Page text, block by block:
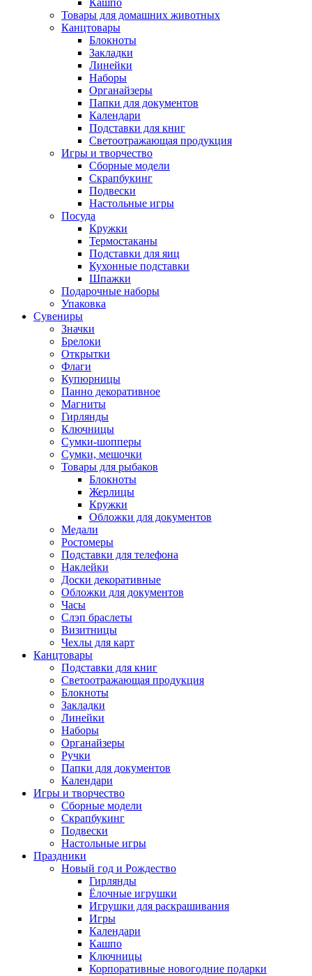
Кашпо
Товары для домашних животных
Канцтовары
Блокноты
Закладки
Линейки
Наборы
Органайзеры
Папки для документов
Календари
Подставки для книг
Светоотражающая продукция
Игры и творчество
Сборные модели
Скрапбукинг
Подвески
Настольные игры
Посуда
Кружки
Термостаканы
Подставки для яиц
Кухонные подставки
Шпажки
Подарочные наборы
Упаковка
Сувениры
Значки
Брелоки
Открытки
Флаги
Купюрницы
Панно декоративное
Магниты
Гирлянды
Ключницы
Сумки-шопперы
Сумки, мешочки
Товары для рыбаков
Блокноты
Жерлицы
Кружки
Обложки для документов
Медали
Ростомеры
Подставки для телефона
Наклейки
Доски декоративные
Обложки для документов
Часы
Слэп браслеты
Визитницы
Чехлы для карт
Канцтовары
Подставки для книг
Светоотражающая продукция
Блокноты
Закладки
Линейки
Наборы
Органайзеры
Ручки
Папки для документов
Календари
Игры и творчество
Сборные модели
Скрапбукинг
Подвески
Настольные игры
Праздники
Новый год и Рождество
Гирлянды
Ёлочные игрушки
Игрушки для раскрашивания
Игры
Календари
Кашпо
Ключницы
Корпоративные новогодние подарки